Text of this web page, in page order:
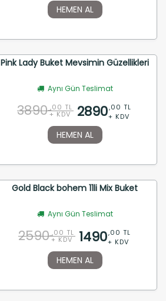
HEMEN AL
Pink Lady Buket Mevsimin Güzellikleri
Aynı Gün Teslimat
3890 ,00 TL
+ KDV 2890,00 TL
+ KDV
HEMEN AL
Gold Black bohem 11li Mix Buket
Aynı Gün Teslimat
2590 ,00 TL
+ KDV 1490,00 TL
+ KDV
HEMEN AL